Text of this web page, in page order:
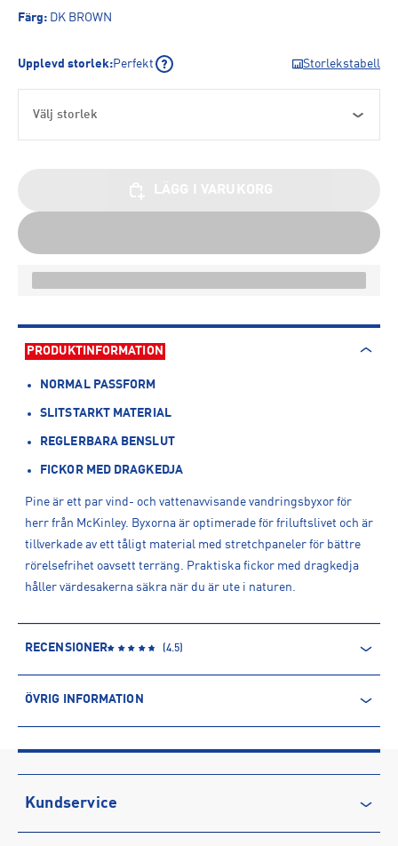
Färg: DK BROWN
Upplevd storlek:Perfekt Storlekstabell
Välj storlek
PRODUKTINFORMATION
NORMAL PASSFORM
SLITSTARKT MATERIAL
REGLERBARA BENSLUT
FICKOR MED DRAGKEDJA
Pine är ett par vind- och vattenavvisande vandringsbyxor för
herr från McKinley. Byxorna är optimerade för friluftslivet och är
tillverkade av ett tåligt material med stretchpaneler för bättre
rörelsefrihet oavsett terräng. Praktiska fickor med dragkedja
håller värdesakerna säkra när du är ute i naturen.
RECENSIONER (4.5)
ÖVRIG INFORMATION
Produktnummer: 1414961
Leverantörens produktnummer: 1414961
Artikelnummer: 141496110-DK BROWN
Kundservice